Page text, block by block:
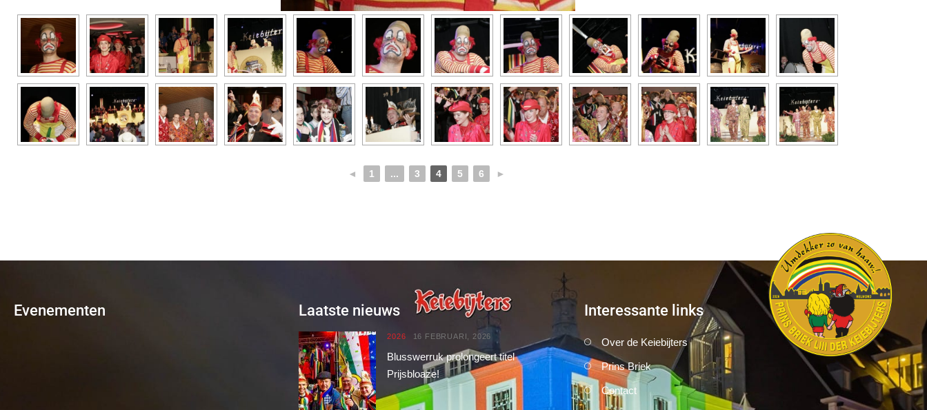
◄ 1 ... 3 4 5 6 ►
Evenementen Laatste nieuws
2026 16 FEBRUARI, 2026
Blusswerruk prolongeert titel
Prijsbloaze!
Interessante links
Over de Keiebijters
Prins Briek
Contact